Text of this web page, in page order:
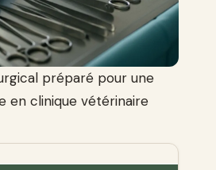
préparé pour une
en clinique vétérinaire